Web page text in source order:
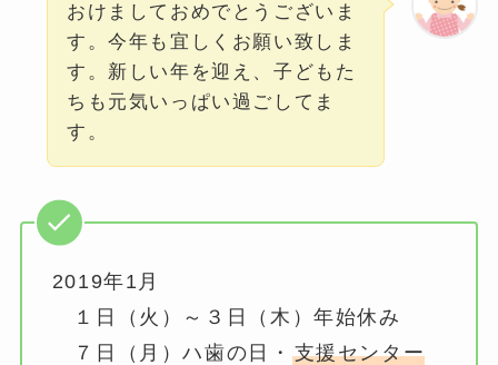
おけましておめでとうございま
す。今年も宜しくお願い致しま
す。新しい年を迎え、子どもた
ちも元気いっぱい過ごしてま
す。
2019年1月
１日（火）～３日（木）年始休み
７日（月）ハ歯の日・ 支援センター